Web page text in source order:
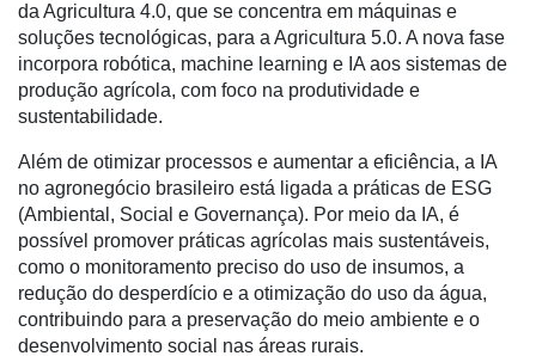
Dados
e
Análise
E-
Commerce
Informatização
da
Agricultura
Vertical
Software
Empresarial
da Agricultura 4.0, que se concentra em máquinas e
soluções tecnológicas, para a Agricultura 5.0. A nova fase
incorpora robótica, machine learning e IA aos sistemas de
produção agrícola, com foco na produtividade e
sustentabilidade.
Além de otimizar processos e aumentar a eficiência, a IA
no agronegócio brasileiro está ligada a práticas de ESG
(Ambiental, Social e Governança). Por meio da IA, é
possível promover práticas agrícolas mais sustentáveis,
como o monitoramento preciso do uso de insumos, a
redução do desperdício e a otimização do uso da água,
contribuindo para a preservação do meio ambiente e o
desenvolvimento social nas áreas rurais.